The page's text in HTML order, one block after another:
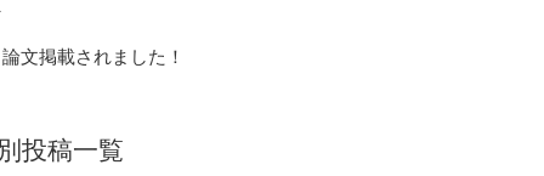
論文掲載されました！
投稿一覧